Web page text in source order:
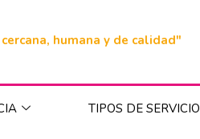
humana y de calidad"
TIPOS DE SERVICIO